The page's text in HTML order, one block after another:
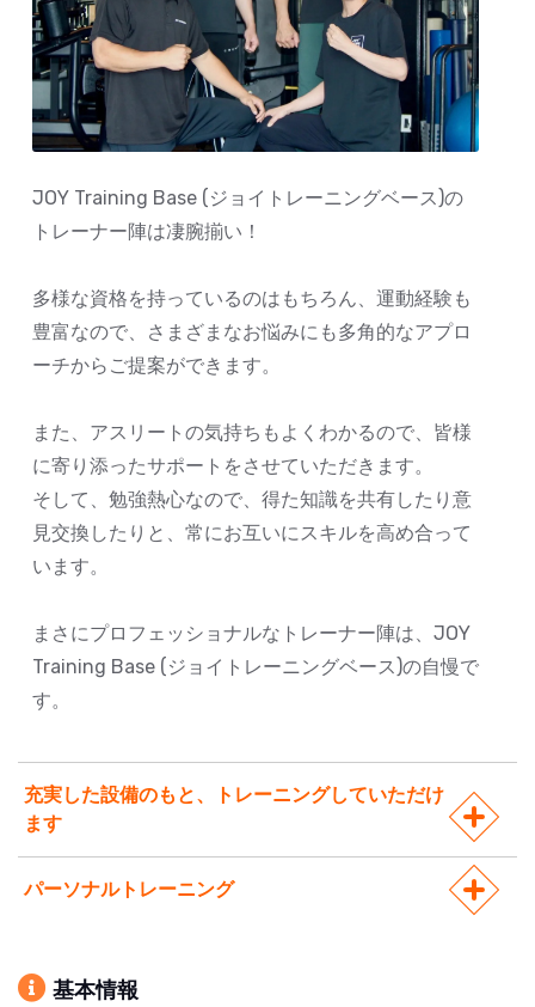
JOY Training Base (ジョイトレーニングベース)の
トレーナー陣は凄腕揃い！
多様な資格を持っているのはもちろん、運動経験も
豊富なので、さまざまなお悩みにも多角的なアプロ
ーチからご提案ができます。
また、アスリートの気持ちもよくわかるので、皆様
に寄り添ったサポートをさせていただきます。
そして、勉強熱心なので、得た知識を共有したり意
見交換したりと、常にお互いにスキルを高め合って
います。
まさにプロフェッショナルなトレーナー陣は、JOY
Training Base (ジョイトレーニングベース)の自慢で
す。
充実した設備のもと、トレーニングしていただけ
ます
パーソナルトレーニング
基本情報